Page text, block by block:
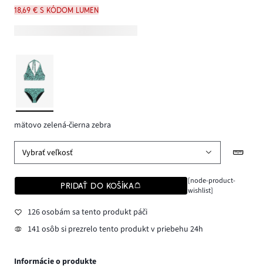
18,69 € s kódom LUMEN
mätovo zelená-čierna zebra
Vybrať veľkosť
PRIDAŤ DO KOŠÍKA
[node-product-
wishlist]
126 osobám sa tento produkt páči
141 osôb si prezrelo tento produkt v priebehu 24h
Informácie o produkte